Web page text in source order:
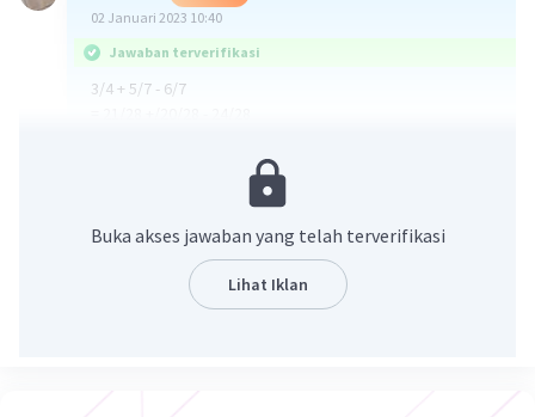
02 Januari 2023 10:40
Jawaban terverifikasi
3/4 + 5/7 - 6/7
Beri Rating·0.0(0) Balas
Buka akses jawaban yang telah terverifikasi
Lihat Iklan